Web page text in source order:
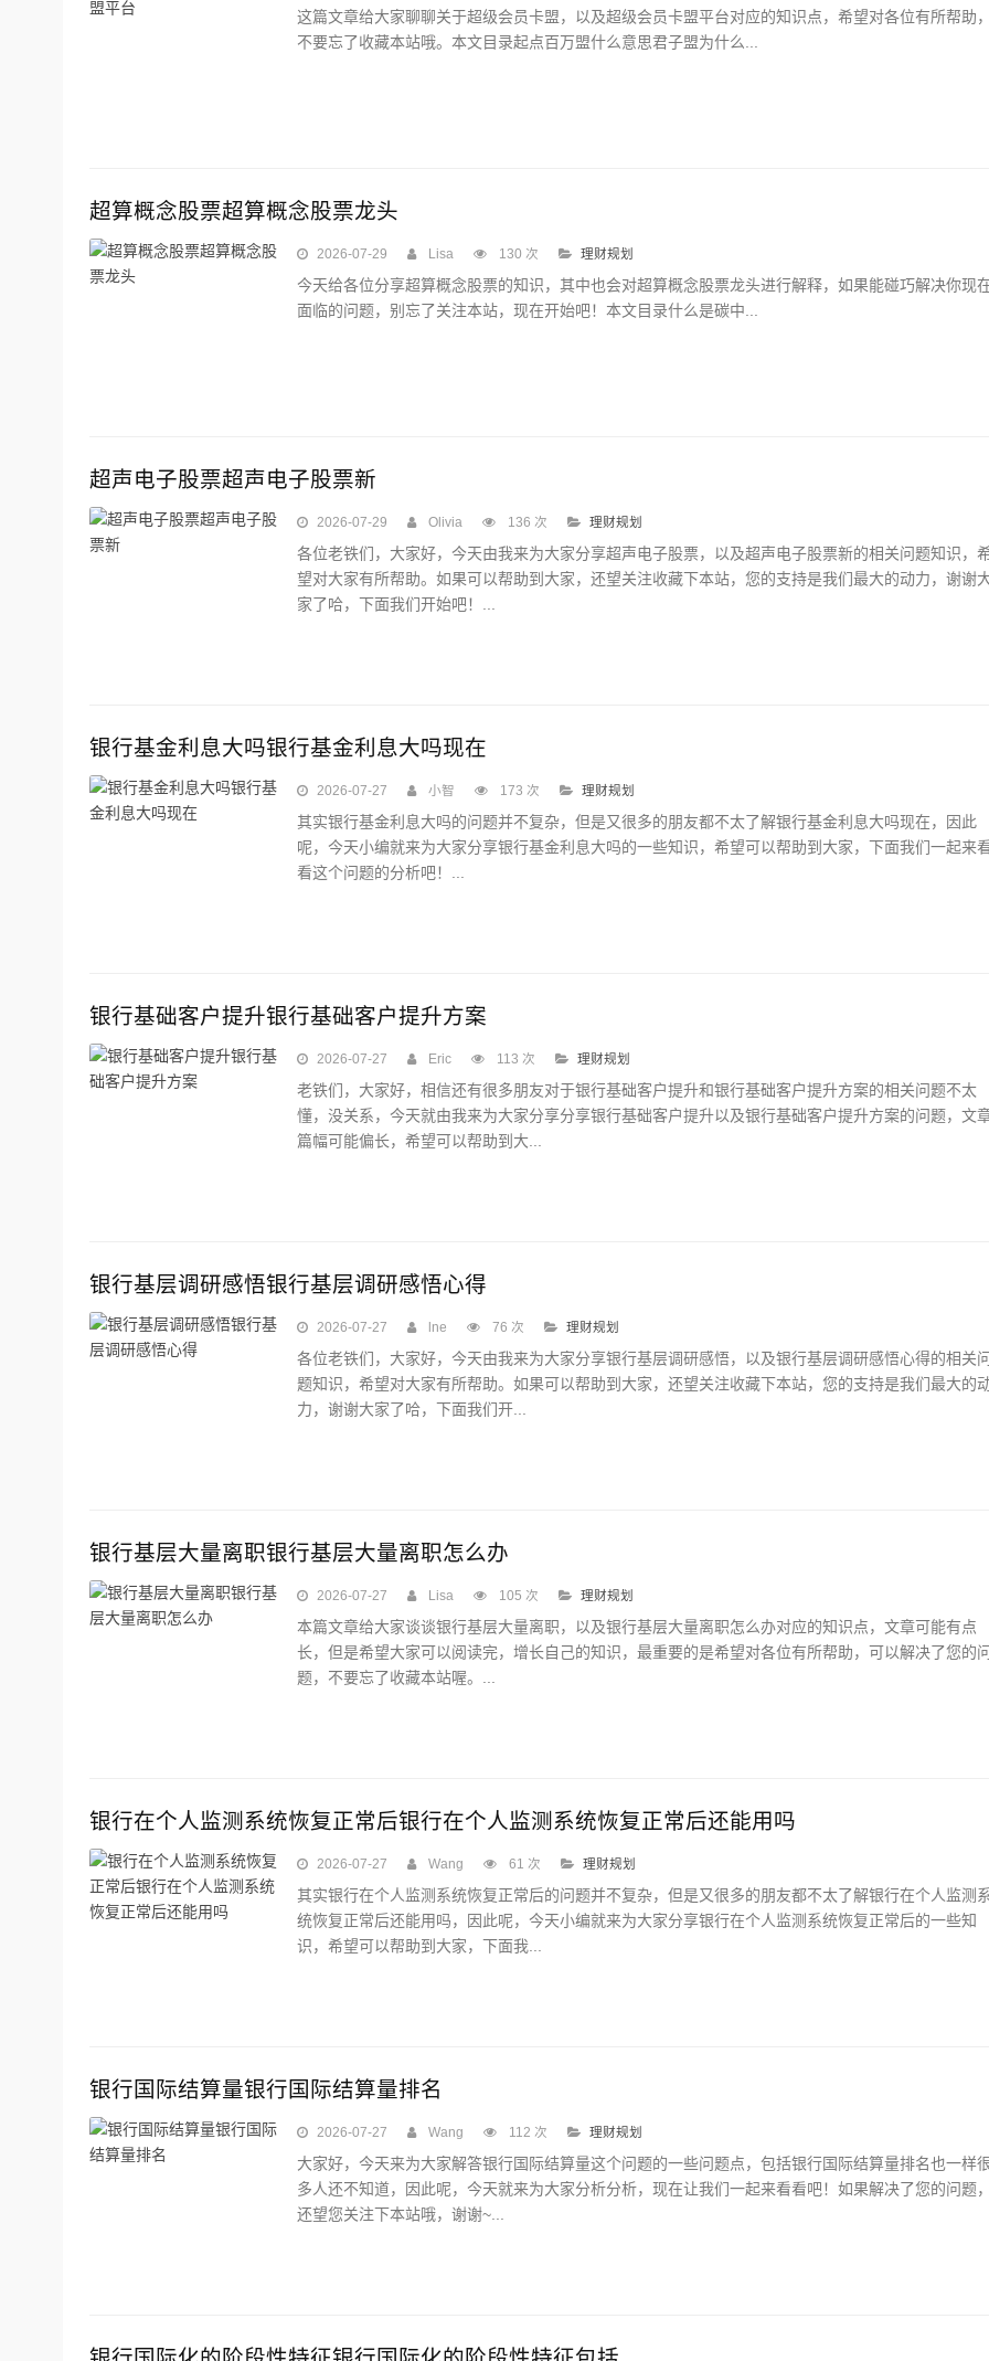
这篇文章给大家聊聊关于超级会员卡盟，以及超级会员卡盟平台对应的知识点，希望对各位有所帮助
不要忘了收藏本站哦。本文目录起点百万盟什么意思君子盟为什么...
超算概念股票超算概念股票龙头
2026-07-29 Lisa 130 次 理财规划
今天给各位分享超算概念股票的知识，其中也会对超算概念股票龙头进行解释，如果能碰巧解决你现
面临的问题，别忘了关注本站，现在开始吧！本文目录什么是碳中...
超声电子股票超声电子股票新
2026-07-29 Olivia 136 次 理财规划
各位老铁们，大家好，今天由我来为大家分享超声电子股票，以及超声电子股票新的相关问题知识，
望对大家有所帮助。如果可以帮助到大家，还望关注收藏下本站，您的支持是我们最大的动力，谢谢
家了哈，下面我们开始吧！...
银行基金利息大吗银行基金利息大吗现在
2026-07-27 小智 173 次 理财规划
其实银行基金利息大吗的问题并不复杂，但是又很多的朋友都不太了解银行基金利息大吗现在，因此
呢，今天小编就来为大家分享银行基金利息大吗的一些知识，希望可以帮助到大家，下面我们一起来
看这个问题的分析吧！...
银行基础客户提升银行基础客户提升方案
2026-07-27 Eric 113 次 理财规划
老铁们，大家好，相信还有很多朋友对于银行基础客户提升和银行基础客户提升方案的相关问题不太
懂，没关系，今天就由我来为大家分享分享银行基础客户提升以及银行基础客户提升方案的问题，文
篇幅可能偏长，希望可以帮助到大...
银行基层调研感悟银行基层调研感悟心得
2026-07-27 lne 76 次 理财规划
各位老铁们，大家好，今天由我来为大家分享银行基层调研感悟，以及银行基层调研感悟心得的相关
题知识，希望对大家有所帮助。如果可以帮助到大家，还望关注收藏下本站，您的支持是我们最大的
力，谢谢大家了哈，下面我们开...
银行基层大量离职银行基层大量离职怎么办
2026-07-27 Lisa 105 次 理财规划
本篇文章给大家谈谈银行基层大量离职，以及银行基层大量离职怎么办对应的知识点，文章可能有点
长，但是希望大家可以阅读完，增长自己的知识，最重要的是希望对各位有所帮助，可以解决了您的
题，不要忘了收藏本站喔。...
银行在个人监测系统恢复正常后银行在个人监测系统恢复正常后还能用吗
2026-07-27 Wang 61 次 理财规划
其实银行在个人监测系统恢复正常后的问题并不复杂，但是又很多的朋友都不太了解银行在个人监测
统恢复正常后还能用吗，因此呢，今天小编就来为大家分享银行在个人监测系统恢复正常后的一些知
识，希望可以帮助到大家，下面我...
银行国际结算量银行国际结算量排名
2026-07-27 Wang 112 次 理财规划
大家好，今天来为大家解答银行国际结算量这个问题的一些问题点，包括银行国际结算量排名也一样
多人还不知道，因此呢，今天就来为大家分析分析，现在让我们一起来看看吧！如果解决了您的问题
还望您关注下本站哦，谢谢~...